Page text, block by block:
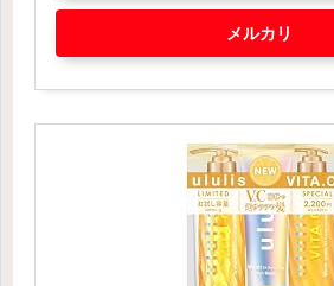
メルカリ